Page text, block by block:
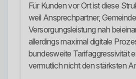
Für Kunden vor Ort ist diese
weil Ansprechpartner,
Versorgungsleistung nah
allerdings maximal digitale
bundesweite Tarifaggressivität
vermutlich nicht den stärksten